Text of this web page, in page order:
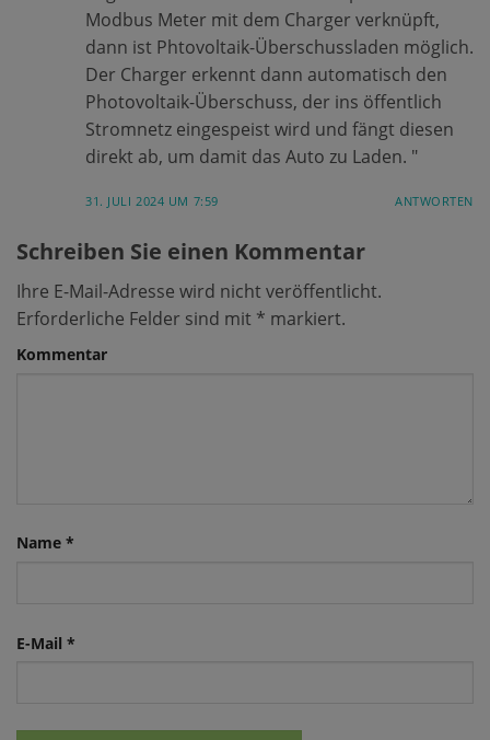
Modbus Meter mit dem Charger verknüpft,
dann ist Phtovoltaik-Überschussladen möglich.
Der Charger erkennt dann automatisch den
Photovoltaik-Überschuss, der ins öffentlich
Stromnetz eingespeist wird und fängt diesen
direkt ab, um damit das Auto zu Laden. "
31. JULI 2024 UM 7:59 ANTWORTEN
Schreiben Sie einen Kommentar
Ihre E-Mail-Adresse wird nicht veröffentlicht.
Erforderliche Felder sind mit * markiert.
Kommentar
Name *
E-Mail *